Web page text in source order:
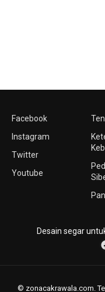
Facebook
Instagram
Twitter
Youtube
Desain segar
© zonacakrawala.com.